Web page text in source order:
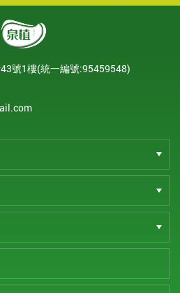
號1樓(統一編號:95459548)